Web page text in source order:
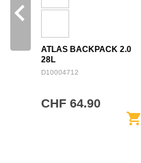
ATLAS BACKPACK 2.0
28L
D10004712
CHF 64.90
shopping_cart
navigate_before